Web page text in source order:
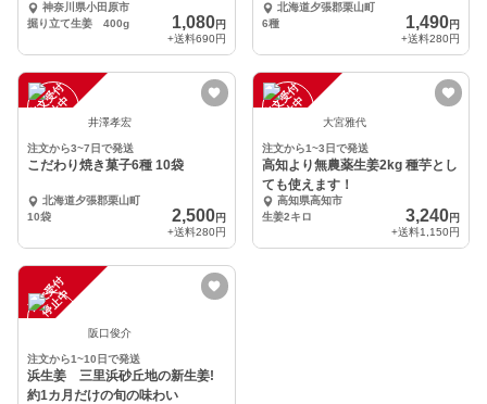
神奈川県小田原市
掘り立て生姜 400g
1,080円
+送料690円
北海道夕張郡栗山町
6種
1,490円
+送料280円
注
文
受
付
停
止
中 井澤孝宏
注文から3~7日で発送
こだわり焼き菓子6種 10袋
北海道夕張郡栗山町
10袋
2,500円
+送料280円
注
文
受
付
停
止
中 大宮雅代
注文から1~3日で発送
高知より無農薬生姜2kg 種芋とし
ても使えます！
高知県高知市
生姜2キロ
3,240円
+送料1,150円
注
文
受
付
停
止
中
阪口俊介
注文から1~10日で発送
浜生姜 三里浜砂丘地の新生姜!
約1カ月だけの旬の味わい